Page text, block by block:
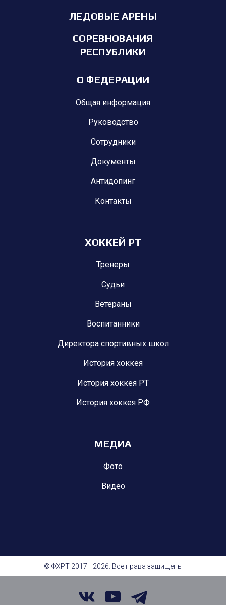
ЛЕДОВЫЕ АРЕНЫ
СОРЕВНОВАНИЯ
РЕСПУБЛИКИ
О ФЕДЕРАЦИИ
Общая информация
Руководство
Сотрудники
Документы
Антидопинг
Контакты
ХОККЕЙ РТ
Тренеры
Судьи
Ветераны
Воспитанники
Директора спортивных школ
История хоккея
История хоккея РТ
История хоккея РФ
МЕДИА
Фото
Видео
© ФХРТ 2017—2026. Все права защищены